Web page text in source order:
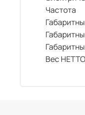
Частота
Вес